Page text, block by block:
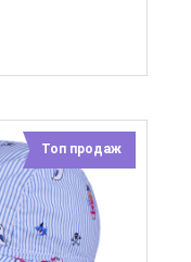
Топ продаж